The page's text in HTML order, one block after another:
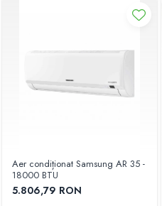
Aer condiționat Samsung AR 35 -
18000 BTU
5.806,79 RON